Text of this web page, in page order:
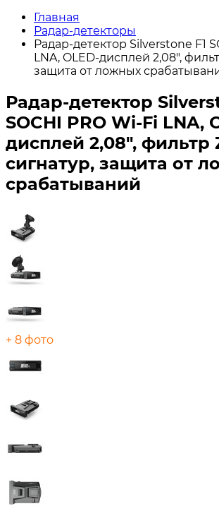
Главная
Радар-детекторы
Радар-детектор Silverstone F1
LNA, OLED-дисплей 2,08",
защита от ложных
Радар-детектор
SOCHI PRO Wi-Fi LNA,
дисплей 2,08", фильтр
сигнатур, защита от
срабатываний
+ 8 фото